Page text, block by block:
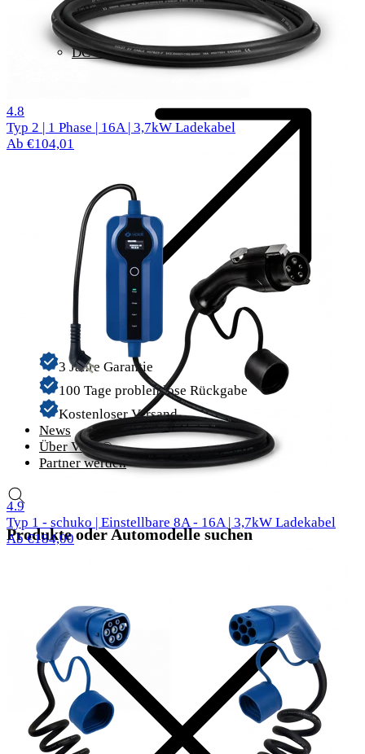
DC-Schnellladen
3 Jahre Garantie
100 Tage problemlose Rückgabe
Kostenloser Versand
News
Über Voldt®
Partner werden
Produkte oder Automodelle suchen
4.8
Typ 2 | 1 Phase | 16A | 3,7kW Ladekabel
Ab €104,01
4.957 Bewertungen
Typ 1 - schuko | Einstellbare 8A - 16A | 3,7kW Ladekabel
Ab €184,00